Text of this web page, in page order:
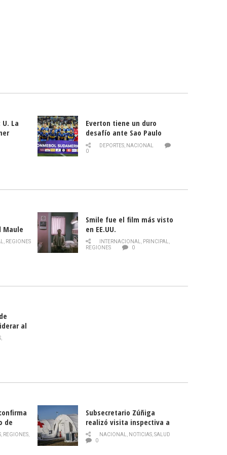
La
Everton tiene un duro
desafío ante Sao Paulo
DEPORTES, NACIONAL
0
Maule
de la
, REGIONES
Smile fue el film más visto
en EE.UU.
INTERNACIONAL, PRINCIPAL,
REGIONES
0
al
,
de
, REGIONES,
Subsecretario Zúñiga
realizó visita inspectiva a
Hospital Modular Sótero del
Río
NACIONAL, NOTICIAS,SALUD
0